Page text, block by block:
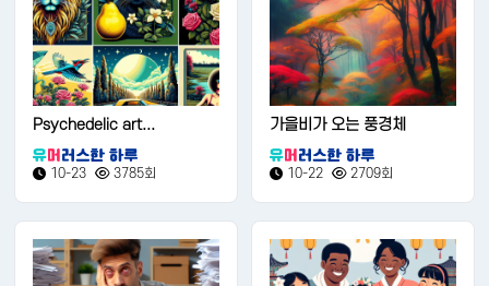
Psychedelic art...
10-23 3785회
가을비가 오는 풍경체
10-22 2709회